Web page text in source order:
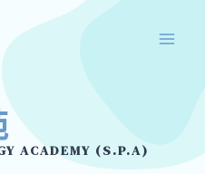
ACADEMY (S.P.A)